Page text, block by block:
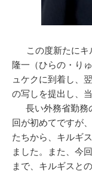
この度新たにキ
隆一（ひらの・り
ュケクに到着し、
の写しを提出し、
長い外務省勤務
回が初めてですが
たちから、キルギ
ました。また、今
まで、キルギスと